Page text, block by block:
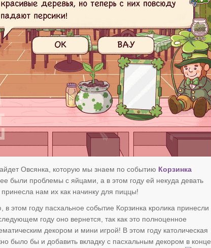
Овсянка, которую мы знаем по событию Корзинка
были проблемы с яйцами, а в этом году ей некуда девать
нам их как начинку для пиццы!
этом году пасхальное событие Корзинка кролика принесли
году оно вернется, так как это полноценное
декором и мини игрой! В этом году католическая
было бы и добавить вкладку с пасхальным декором в конце